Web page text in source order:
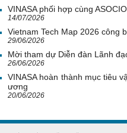
VINASA phối hợp cùng
14/07/2026
Vietnam Tech Map 2026 công
29/06/2026
Mời tham dự Diễn đàn Lãnh
26/06/2026
VINASA hoàn thành mục tiêu
ương
20/06/2026